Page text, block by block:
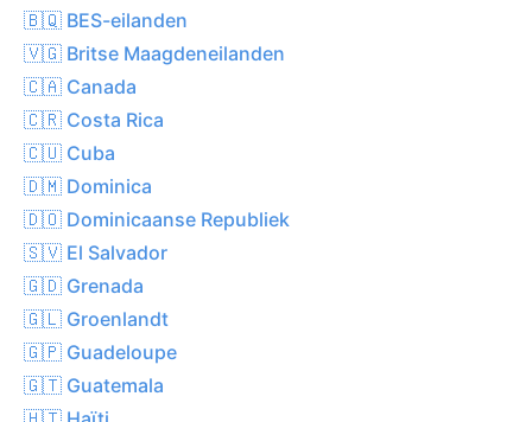
🇧🇶 BES-eilanden
🇻🇬 Britse Maagdeneilanden
🇨🇦 Canada
🇨🇷 Costa Rica
🇨🇺 Cuba
🇩🇲 Dominica
🇩🇴 Dominicaanse Republiek
🇸🇻 El Salvador
🇬🇩 Grenada
🇬🇱 Groenlandt
🇬🇵 Guadeloupe
🇬🇹 Guatemala